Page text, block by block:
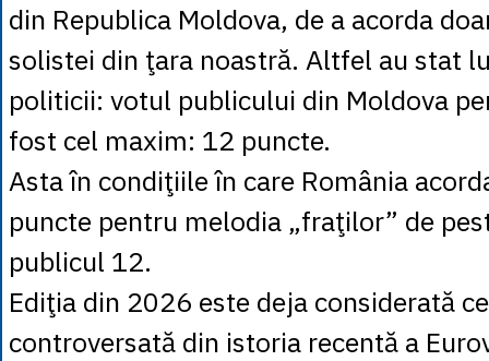
din Republica Moldova, de a acorda
solistei din ţara noastră. Altfel au stat
politicii: votul publicului din Moldova
fost cel maxim: 12 puncte.
Asta în condiţiile în care România
puncte pentru melodia „fraţilor” de
publicul 12.
Ediţia din 2026 este deja considerată
controversată din istoria recentă a